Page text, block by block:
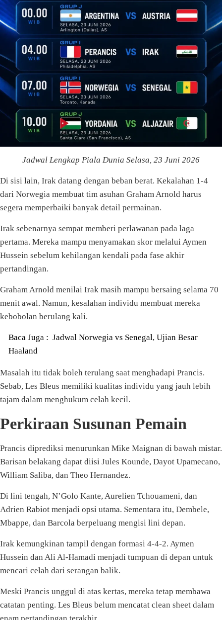
Jadwal Lengkap Piala Dunia Selasa, 23 Juni 2026
Di sisi lain, Irak datang dengan beban berat. Kekalahan 1-4
dari Norwegia membuat tim asuhan Graham Arnold harus
segera memperbaiki banyak detail permainan.
Irak sebenarnya sempat memberi perlawanan pada laga
pertama. Mereka mampu menyamakan skor melalui Aymen
Hussein sebelum kehilangan kendali pada fase akhir
pertandingan.
Graham Arnold menilai Irak masih mampu bersaing selama 70
menit awal. Namun, kesalahan individu membuat mereka
kebobolan berulang kali.
Baca Juga : Jadwal Norwegia vs Senegal, Ujian Besar
Haaland
Masalah itu tidak boleh terulang saat menghadapi Prancis.
Sebab, Les Bleus memiliki kualitas individu yang jauh lebih
tajam dalam menghukum celah kecil.
Perkiraan Susunan Pemain
Prancis diprediksi menurunkan Mike Maignan di bawah mistar.
Barisan belakang dapat diisi Jules Kounde, Dayot Upamecano,
William Saliba, dan Theo Hernandez.
Di lini tengah, N’Golo Kante, Aurelien Tchouameni, dan
Adrien Rabiot menjadi opsi utama. Sementara itu, Dembele,
Mbappe, dan Barcola berpeluang mengisi lini depan.
Irak kemungkinan tampil dengan formasi 4-4-2. Aymen
Hussein dan Ali Al-Hamadi menjadi tumpuan di depan untuk
mencari celah dari serangan balik.
Meski Prancis unggul di atas kertas, mereka tetap membawa
catatan penting. Les Bleus belum mencatat clean sheet dalam